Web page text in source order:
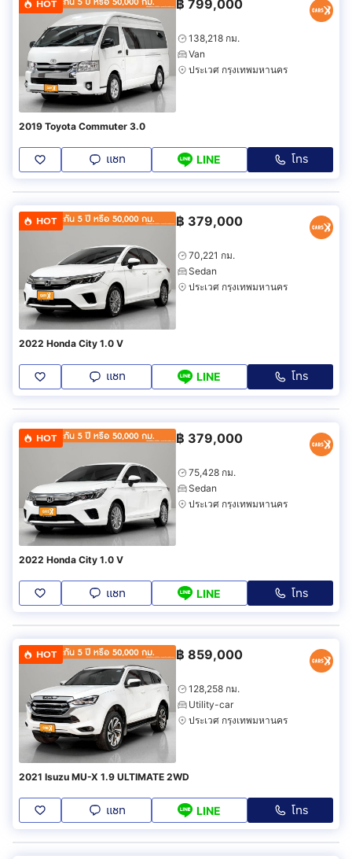
HOT ฿ 799,000
138,218 กม.
Van
ประเวศ กรุงเทพมหานคร
2019 Toyota Commuter 3.0
แชท LINE โทร
HOT ฿ 379,000
70,221 กม.
Sedan
ประเวศ กรุงเทพมหานคร
2022 Honda City 1.0 V
แชท LINE โทร
HOT ฿ 379,000
75,428 กม.
Sedan
ประเวศ กรุงเทพมหานคร
2022 Honda City 1.0 V
แชท LINE โทร
HOT ฿ 859,000
128,258 กม.
Utility-car
ประเวศ กรุงเทพมหานคร
2021 Isuzu MU-X 1.9 ULTIMATE 2WD
แชท LINE โทร